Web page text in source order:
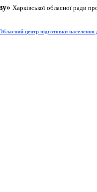
Харківської обласної ради
центр підготовки